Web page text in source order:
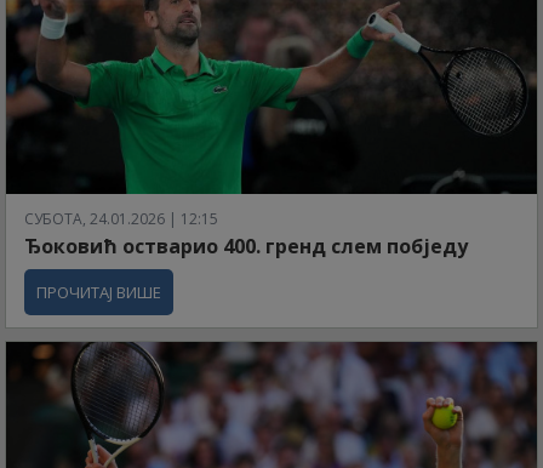
СУБОТА, 24.01.2026 | 12:15
Ђоковић остварио 400. гренд слем побједу
ПРОЧИТАЈ ВИШЕ